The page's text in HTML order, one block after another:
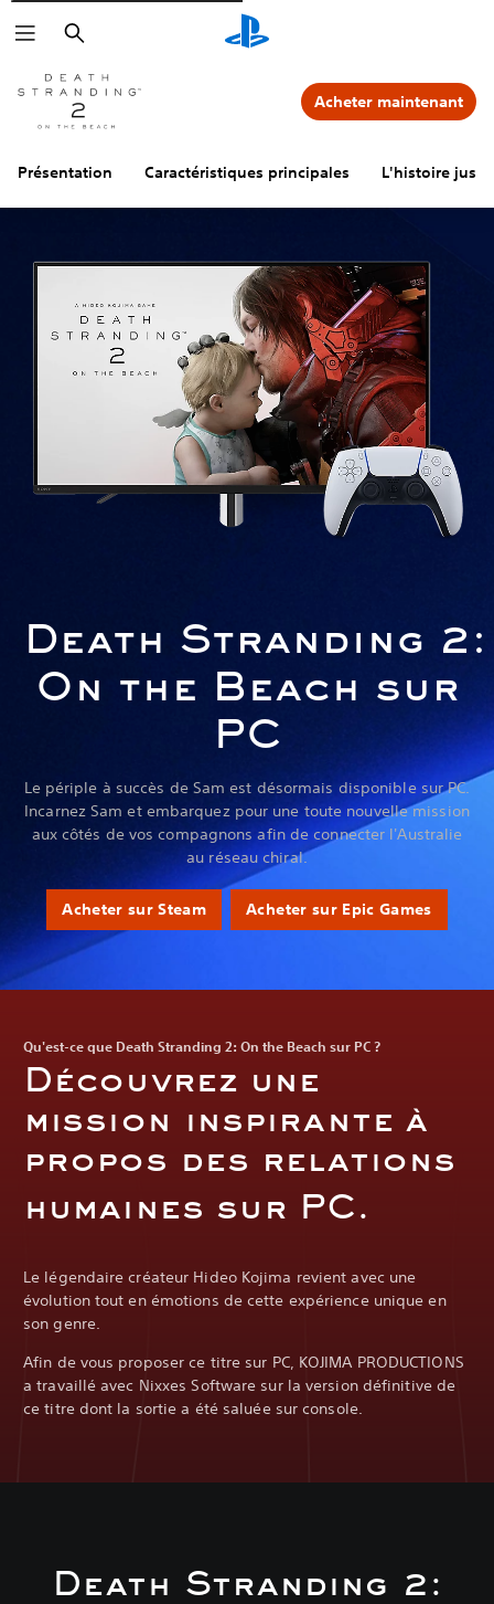
Rechercher
Présentation Caractéristiques principales L'histoire
Acheter maintenant
Death Stranding 2:
On the Beach sur
PC
Le périple à succès de Sam est désormais disponible sur PC.
Incarnez Sam et embarquez pour une toute nouvelle mission
aux côtés de vos compagnons afin de connecter l'Australie
au réseau chiral.
Acheter sur Steam Acheter sur Epic Games
Qu'est-ce que Death Stranding 2: On the Beach sur PC ?
Découvrez une
mission inspirante à
propos des relations
humaines sur PC.
Le légendaire créateur Hideo Kojima revient avec une
évolution tout en émotions de cette expérience unique en
son genre.
Afin de vous proposer ce titre sur PC, KOJIMA PRODUCTIONS
a travaillé avec Nixxes Software sur la version définitive de
ce titre dont la sortie a été saluée sur console.
Death Stranding 2: